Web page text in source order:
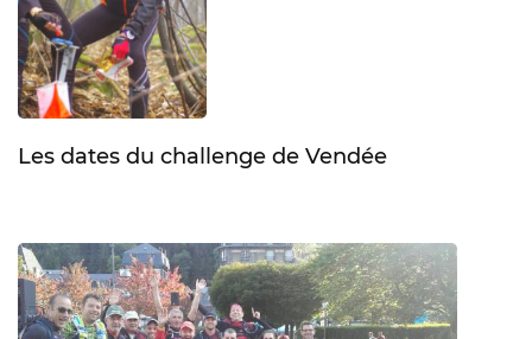
Les dates du challenge de Vendée